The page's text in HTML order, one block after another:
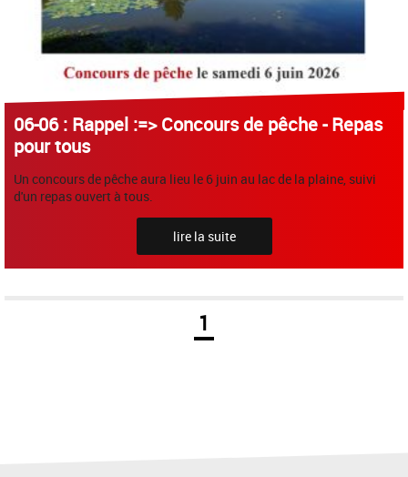
06-06 : Rappel :=> Concours de pêche - Repas
pour tous
Un concours de pêche aura lieu le 6 juin au lac de la plaine, suivi
d'un repas ouvert à tous.
lire la suite
1